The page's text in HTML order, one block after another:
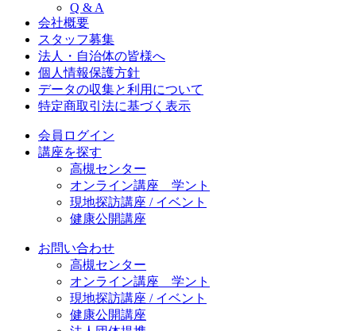
Q & A
会社概要
スタッフ募集
法人・自治体の皆様へ
個人情報保護方針
データの収集と利用について
特定商取引法に基づく表示
会員ログイン
講座を探す
高槻センター
オンライン講座 学ント
現地探訪講座 / イベント
健康公開講座
お問い合わせ
高槻センター
オンライン講座 学ント
現地探訪講座 / イベント
健康公開講座